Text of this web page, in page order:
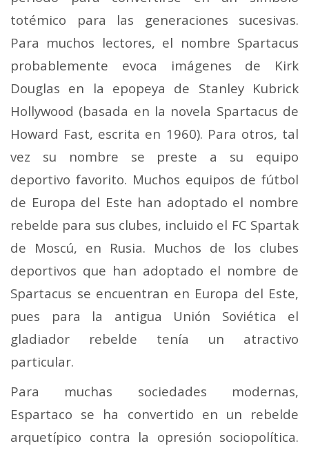
totémico para las generaciones sucesivas.
Para muchos lectores, el nombre Spartacus
probablemente evoca imágenes de Kirk
Douglas en la epopeya de Stanley Kubrick
Hollywood (basada en la novela Spartacus de
Howard Fast, escrita en 1960). Para otros, tal
vez su nombre se preste a su equipo
deportivo favorito. Muchos equipos de fútbol
de Europa del Este han adoptado el nombre
rebelde para sus clubes, incluido el FC Spartak
de Moscú, en Rusia. Muchos de los clubes
deportivos que han adoptado el nombre de
Spartacus se encuentran en Europa del Este,
pues para la antigua Unión Soviética el
gladiador rebelde tenía un atractivo
particular.
Para muchas sociedades modernas,
Espartaco se ha convertido en un rebelde
arquetípico contra la opresión sociopolítica.